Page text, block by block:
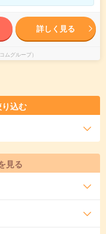
詳しく見る
ムグループ）
込む
見る